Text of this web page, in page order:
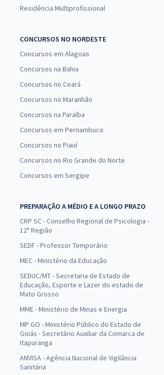
Residência Multiprofissional
CONCURSOS NO NORDESTE
Concursos em Alagoas
Concursos na Bahia
Concursos no Ceará
Concursos no Maranhão
Concursos na Paraíba
Concursos em Pernambuco
Concursos no Piauí
Concursos no Rio Grande do Norte
Concursos em Sergipe
PREPARAÇÃO A MÉDIO E A LONGO PRAZO
CRP SC - Conselho Regional de Psicologia -
12ª Região
SEDF - Professor Temporário
MEC - Ministério da Educação
SEDUC/MT - Secretaria de Estado de
Educação, Esporte e Lazer do estado de
Mato Grosso
MME - Ministério de Minas e Energia
MP GO - Ministério Público do Estado de
Goiás - Secretário Auxiliar da Comarca de
Itapuranga
ANVISA - Agência Nacional de Vigilância
Sanitária